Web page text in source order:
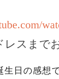
スまで
生日の感想